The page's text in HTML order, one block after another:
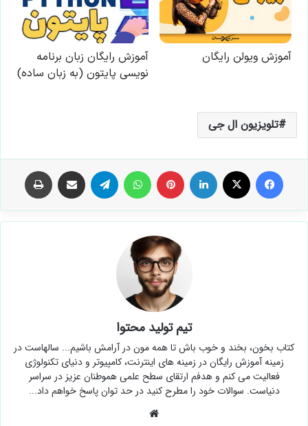
تلویزیون ال جی
فیس بوک لینکدین ‫پین‌ترست تلگرام اشتراک گذاری از طریق ایمیل
تیم تولید محتوا
کتاب بخون، بخند و خوب باش تا همه مون در آرامش باشیم... سالهاست در
زمینه آموزش رایگان در زمینه های اینترنت، کامپیوتر و دنیای تکنولوژی
فعالیت می کنم و هدفم ارتقای سطح علمی هموطنان عزیز در سراسر
دنیاست. سوالات خود را مطرح کنید در حد توان پاسخ خواهم داد...